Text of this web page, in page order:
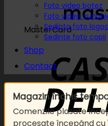
MasterCard
Foto video botez
Foto video
Sedinta foto
Sedinte foto copii
Shop
Contact
Magazin închis
Comenzile plasate
procesate începând cu